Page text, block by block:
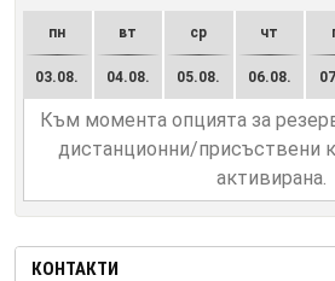
пн
03.08.
вт
04.08.
ср
05.08.
чт
06.08.
Към момента опцията за
дистанционни/присъствени
активирана.
КОНТАКТИ